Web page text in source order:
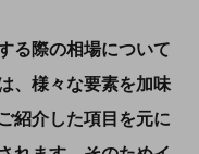
る際の相場について
、様々な要素を加味
紹介した項目を元に